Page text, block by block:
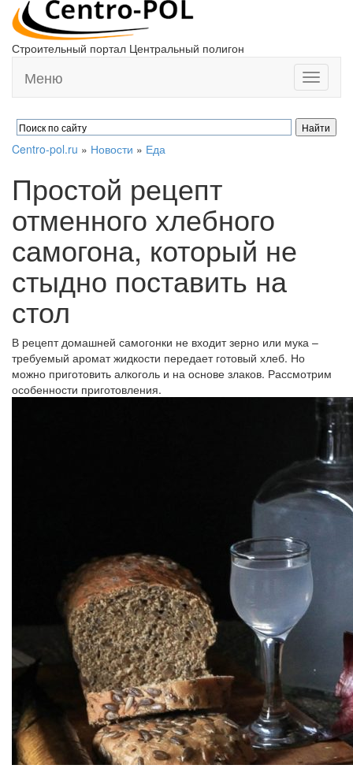
Строительный портал Центральный полигон
Toggle
Меню
Centro-pol.ru » Новости » Еда
Простой рецепт
отменного хлебного
самогона, который не
стыдно поставить на
стол
В рецепт домашней самогонки не входит зерно или мука –
требуемый аромат жидкости передает готовый хлеб. Но
можно приготовить алкоголь и на основе злаков. Рассмотрим
особенности приготовления.